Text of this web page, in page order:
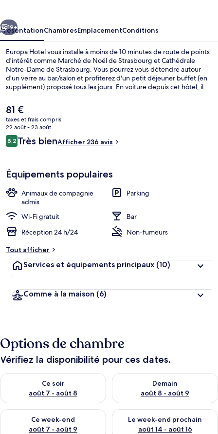
Suivant
19+
PrésentationChambresEmplacementConditions
Europa Hotel vous installe à moins de 10 minutes de route de points
d'intérêt comme Marché de Noël de Strasbourg et Cathédrale
Notre-Dame de Strasbourg. Vous pourrez vous détendre autour
d'un verre au bar/salon et profiterez d'un petit déjeuner buffet (en
supplément) proposé tous les jours. En voiture depuis cet hôtel, il
Le
prix
actuel
est
de
81 €
taxes et frais compris
22 août - 23 août
Avis
voyageurs
8,28,2 sur 10
Très bienAfficher 236 avis
Équipements populaires
Animaux de compagnie
admis
Parking
Wi-Fi gratuit
Bar
Réception 24 h/24
Non-fumeurs
Tout afficher
Services et équipements principaux (10)
Comme à la maison (6)
Options de chambre
Vérifiez la disponibilité pour ces dates.
Ce soir
août 7 - août 8
Vérifier la disponibilité pour ce soir août 7 - août 8
Demain
août 8 - août 9
Vérifier la disponibilité pour
Ce week-end
août 7 - août 9
Vérifier la disponibilité pour ce week-end août 7 - août 9
Le week-end prochain
août 14 - août 16
Vérifier la disponibilité pour